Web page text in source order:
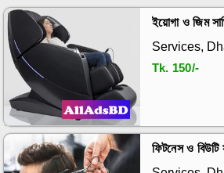
ইয়োগা ও জিম
Services,
Tk. 150/-
ফিটনেস ও বিউটি